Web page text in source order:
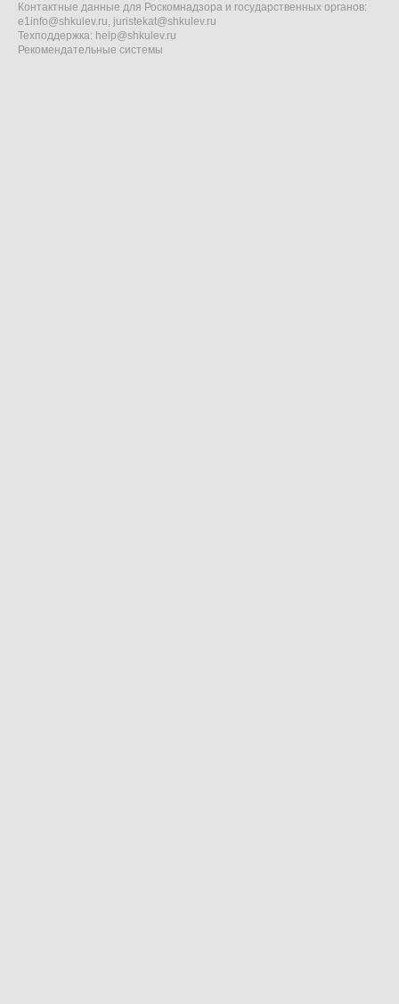
Контактные данные для Роскомнадзора и государственных органов:
e1info@shkulev.ru, juristekat@shkulev.ru
Техподдержка: help@shkulev.ru
Рекомендательные системы